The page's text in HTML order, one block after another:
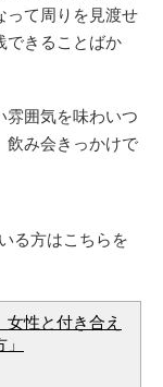
って周りを見渡せ
できることばか
雰囲気を味わいつ
飲み会きっかけで
る方はこちらを
女性と付き合え